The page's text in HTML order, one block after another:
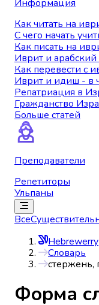
Информация
Как читать на
С чего начать
Как писать на
Иврит и арабский
Как перевести с
Иврит и идиш - в
Репатриация в
Гражданство
Больше статей
Преподаватели
Репетиторы
Ульпаны
Все
Hebrewerry
Словарь
стержень,
Форма